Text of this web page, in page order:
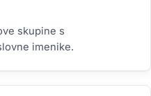
skupine s
imenike.